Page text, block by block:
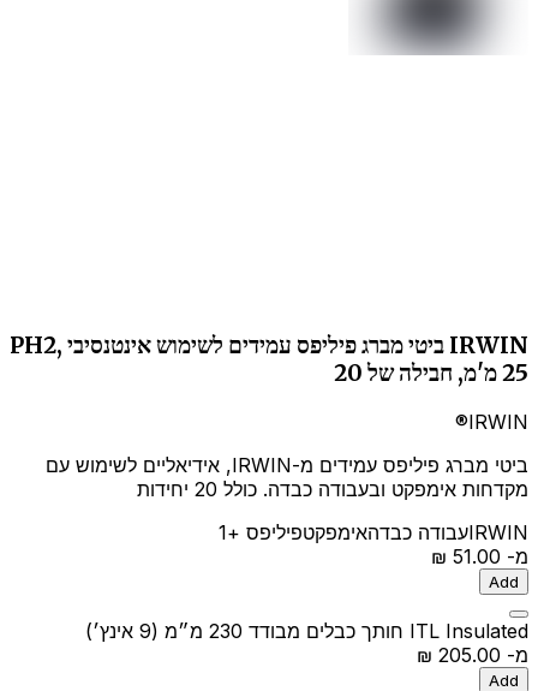
IRWIN ביטי מברג פיליפס עמידים לשימוש אינטנסיבי PH2,
25 מ'מ, חבילה של 20
IRWIN®
ביטי מברג פיליפס עמידים מ-IRWIN, אידיאליים לשימוש עם
מקדחות אימפקט ובעבודה כבדה. כולל 20 יחידות
IRWINעבודה כבדהאימפקטפיליפס +1
מ-
Add
ITL Insulated חותך כבלים מבודד 230 מ״מ (9 אינץ׳)
מ-
Add